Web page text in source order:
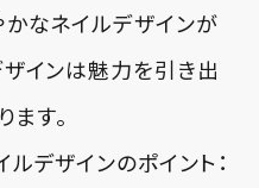
なネイルデザインが
インは魅力を引き出
ます。
デザインのポイント：